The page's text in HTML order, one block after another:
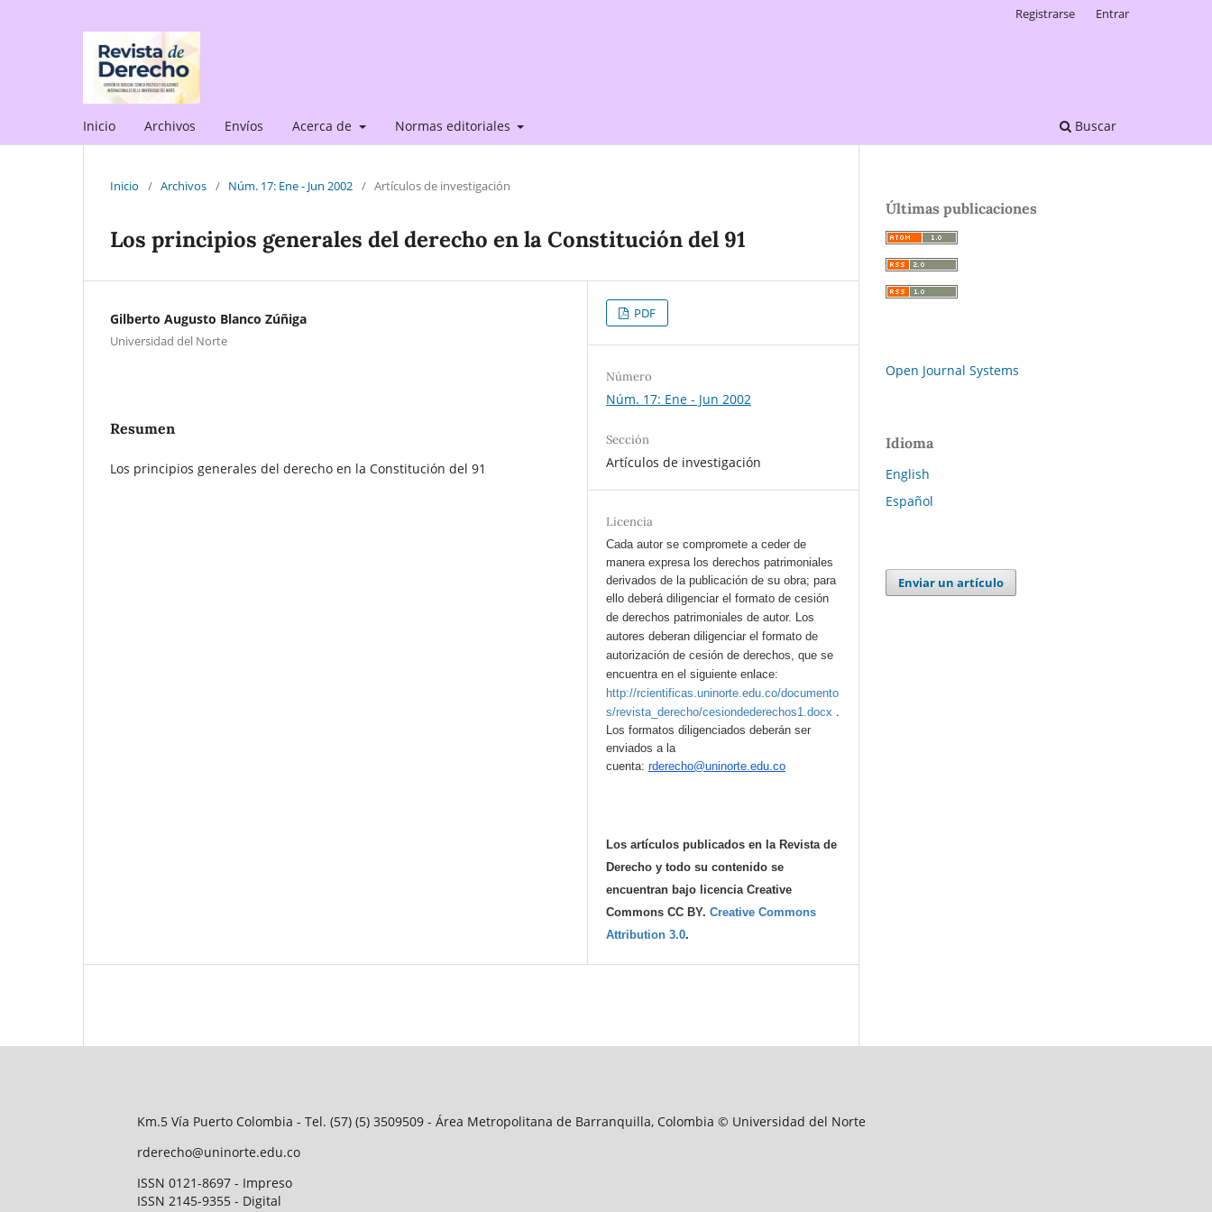
Inicio Archivos Envíos Acerca de Normas editoriales Buscar
Registrarse Entrar
Inicio / Archivos / Núm. 17: Ene - Jun 2002 / Artículos de investigación
Los principios generales del derecho en la Constitución del 91
Gilberto Augusto Blanco Zúñiga
Universidad del Norte
Resumen
Los principios generales del derecho en la Constitución del 91
PDF
Número
Núm. 17: Ene - Jun 2002
Sección
Artículos de investigación
Licencia
Cada autor se compromete a ceder de
manera expresa los derechos patrimoniales
derivados de la publicación de su obra; para
ello deberá diligenciar el formato de cesión
de derechos patrimoniales de autor.
Los
autores deberan diligenciar el formato de
autorización de cesión de derechos, que se
encuentra en el siguiente enlace:
http://rcientificas.uninorte.edu.co/documento
s/revista_derecho/cesiondederechos1.docx .
Los formatos diligenciados deberán ser
enviados a la
cuenta:rderecho@uninorte.edu.co
Los artículos publicados en la Revista de
Derecho y todo su contenido se
encuentran bajo licencia Creative
Commons CC BY.Creative Commons
Attribution 3.0.
Últimas publicaciones
Open Journal Systems
Idioma
English
Español
Enviar un artículo
Km.5 Vía Puerto Colombia - Tel. (57) (5) 3509509 - Área Metropolitana de Barranquilla, Colombia © Universidad del Norte
rderecho@uninorte.edu.co
ISSN 0121-8697 - Impreso
ISSN 2145-9355 - Digital